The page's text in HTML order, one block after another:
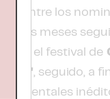
entre los
tres meses
en el festival de
, seguido, a